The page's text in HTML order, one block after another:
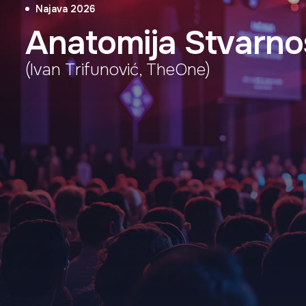
Najava 2026
Anatomija
(Ivan Trifunović, TheOne)